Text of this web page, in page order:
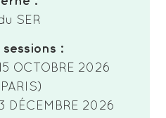
SER
:
OCTOBRE 2026
DÉCEMBRE 2026